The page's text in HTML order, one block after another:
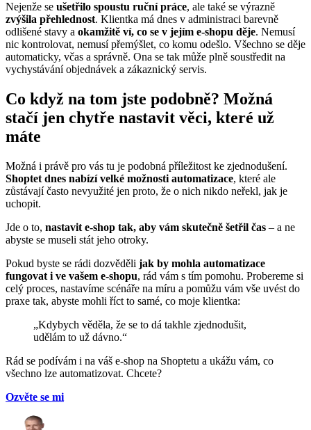
Nejenže se ušetřilo spoustu ruční práce, ale také se výrazně
zvýšila přehlednost. Klientka má dnes v administraci barevně
odlišené stavy a okamžitě ví, co se v jejím e-shopu děje. Nemusí
nic kontrolovat, nemusí přemýšlet, co komu odešlo. Všechno se děje
automaticky, včas a správně. Ona se tak může plně soustředit na
vychystávání objednávek a zákaznický servis.
Co když na tom jste podobně? Možná
stačí jen chytře nastavit věci, které už
máte
Možná i právě pro vás tu je podobná příležitost ke zjednodušení.
Shoptet dnes nabízí velké možnosti automatizace, které ale
zůstávají často nevyužité jen proto, že o nich nikdo neřekl, jak je
uchopit.
Jde o to, nastavit e-shop tak, aby vám skutečně šetřil čas – a ne
abyste se museli stát jeho otroky.
Pokud byste se rádi dozvěděli jak by mohla automatizace
fungovat i ve vašem e-shopu, rád vám s tím pomohu. Probereme si
celý proces, nastavíme scénáře na míru a pomůžu vám vše uvést do
praxe tak, abyste mohli říct to samé, co moje klientka:
„Kdybych věděla, že se to dá takhle zjednodušit,
udělám to už dávno.“
Rád se podívám i na váš e-shop na Shoptetu a ukážu vám, co
všechno lze automatizovat. Chcete?
Ozvěte se mi